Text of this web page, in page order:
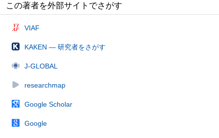
この著者を外部サイトでさがす
VIAF
KAKEN — 研究者をさがす
J-GLOBAL
researchmap
Google Scholar
Google